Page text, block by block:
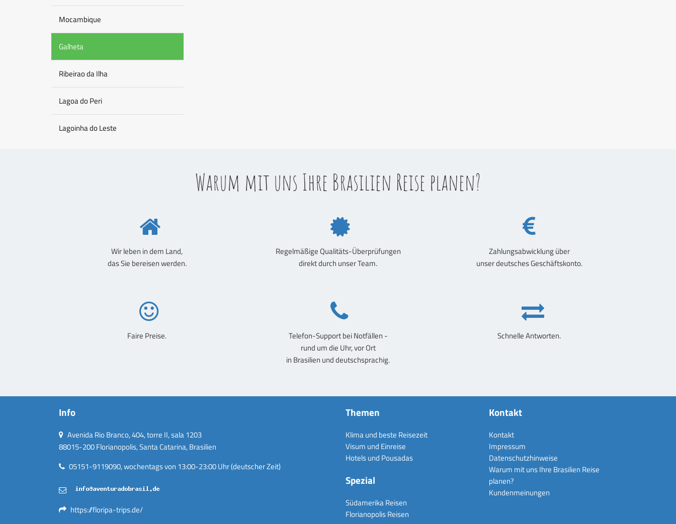
Mocambique
Galheta
Ribeirao da Ilha
Lagoa do Peri
Lagoinha do Leste
Warum mit uns Ihre Brasilien Reise planen?
Wir leben in dem Land,
das Sie bereisen werden.
Regelmäßige Qualitäts-Überprüfungen
direkt durch unser Team.
Zahlungsabwicklung über
unser deutsches Geschäftskonto.
Faire Preise.
Telefon-Support bei Notfällen -
rund um die Uhr, vor Ort
in Brasilien und deutschsprachig.
Schnelle Antworten.
Info
Avenida Rio Branco, 404, torre II, sala 1203
88015-200 Florianopolis, Santa Catarina, Brasilien
05151-9119090, wochentags von 13:00-23:00 Uhr (deutscher Zeit)
https://floripa-trips.de/
Themen
Klima und beste Reisezeit
Visum und Einreise
Hotels und Pousadas
Spezial
Südamerika Reisen
Florianopolis Reisen
Kontakt
Kontakt
Impressum
Datenschutzhinweise
Warum mit uns Ihre Brasilien Reise
planen?
Kundenmeinungen